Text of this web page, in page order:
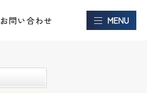
お問い合わせ